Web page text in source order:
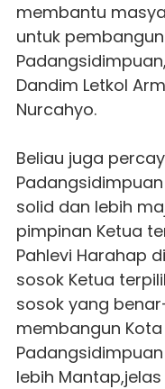
membantu
untuk
Dandim Letkol
Nurcahyo.
Beliau juga
solid dan lebih
pimpinan Ketua
Pahlevi Harahap
sosok Ketua
sosok yang
membangun Kota
lebih Mantap,jelas